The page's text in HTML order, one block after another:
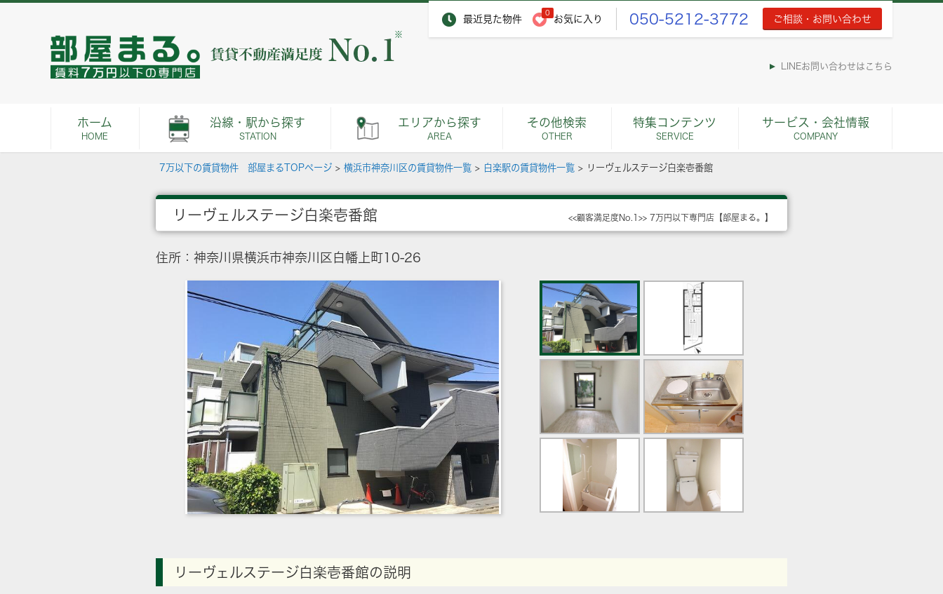
最近見た物件
0
お気に入り 050-5212-3772 ご相談・お問い合わせ
※
LINEお問い合わせはこちら
ホーム
HOME
沿線・駅から探す
STATION
エリアから探す
AREA
その他検索
OTHER
特集コンテンツ
SERVICE
サービス・会社情報
COMPANY
7万以下の賃貸物件 部屋まるTOPページ > 横浜市神奈川区の賃貸物件一覧 > 白楽駅の賃貸物件一覧 > リーヴェルステージ白楽壱番館
リーヴェルステージ白楽壱番館 <<顧客満足度No.1>> 7万円以下専門店【部屋まる。】
住所：神奈川県横浜市神奈川区白幡上町10-26
リーヴェルステージ白楽壱番館の説明